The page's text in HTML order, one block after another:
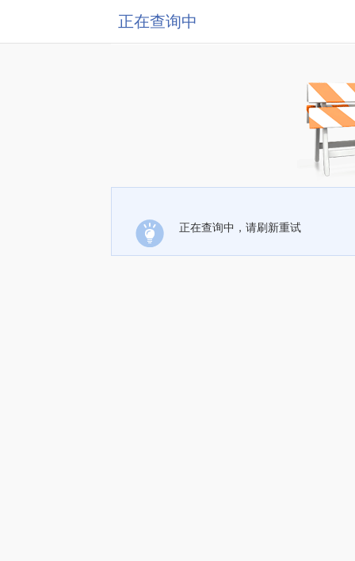
正在查询中
正在查询中，请刷新重试